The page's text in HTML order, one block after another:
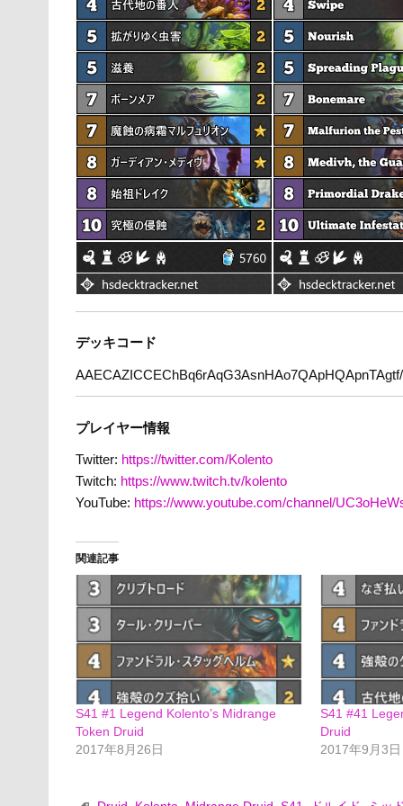
デッキコード
プレイヤー情報
Twitter: https://twitter.com/Kolento
Twitch: https://www.twitch.tv/kolento
YouTube: https://www.youtube.com/channel/
関連記事
S41 #1 Legend Kolento’s Midrange
Token Druid
2017年8月26日
S41 #41
Druid
2017年9月3日